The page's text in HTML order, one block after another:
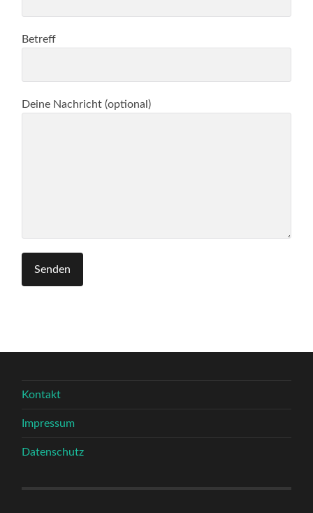
Betreff
Deine Nachricht (optional)
Kontakt
Impressum
Datenschutz